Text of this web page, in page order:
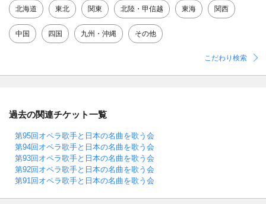
北海道 東北 関東 北陸・甲信越 東海 関西
中国 四国 九州・沖縄 その他
こだわり検索
過去の関連チケット一覧
第95回オペラ歌手と日本の名曲を歌う会
第94回オペラ歌手と日本の名曲を歌う会
第93回オペラ歌手と日本の名曲を歌う会
第92回オペラ歌手と日本の名曲を歌う会
第91回オペラ歌手と日本の名曲を歌う会